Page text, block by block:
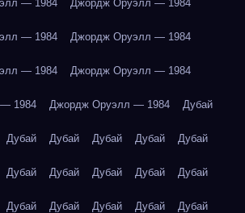
— 1984 Джордж Оруэлл — 1984
— 1984 Джордж Оруэлл — 1984
— 1984 Джордж Оруэлл — 1984
1984 Джордж Оруэлл — 1984 Дубай
Дубай Дубай Дубай Дубай Дубай
Дубай Дубай Дубай Дубай Дубай
Дубай Дубай Дубай Дубай Дубай